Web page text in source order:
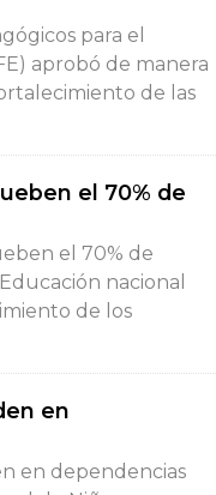
para el
aprobó de manera
de las
el 70% de
el 70% de
nacional
de los
en
en dependencias